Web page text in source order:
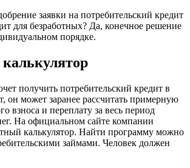
заявки на потребительский кредит
для безработных? Да, конечное решение
порядке.
получить потребительский кредит в
он может заранее рассчитать примерную
взноса и переплату за весь период
На официальном сайте компании
калькулятор. Найти программу можно
займами. Человек должен